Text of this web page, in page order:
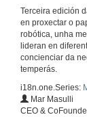
Terceira edición
en proxectar o
robótica, unha
lideran en
concienciar da
temperás.
i18n.one.Series:
Mar Masulli
CEO &